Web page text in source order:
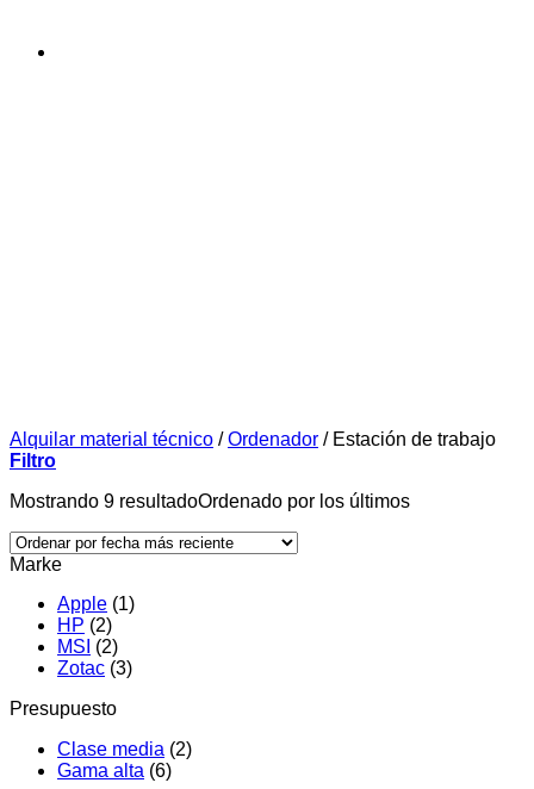
Alquilar material técnico / Ordenador /Estación de trabajo
Filtro
Mostrando 9 resultadoOrdenado por los últimos
Marke
Apple (1)
HP (2)
MSI (2)
Zotac (3)
Presupuesto
Clase media (2)
Gama alta (6)